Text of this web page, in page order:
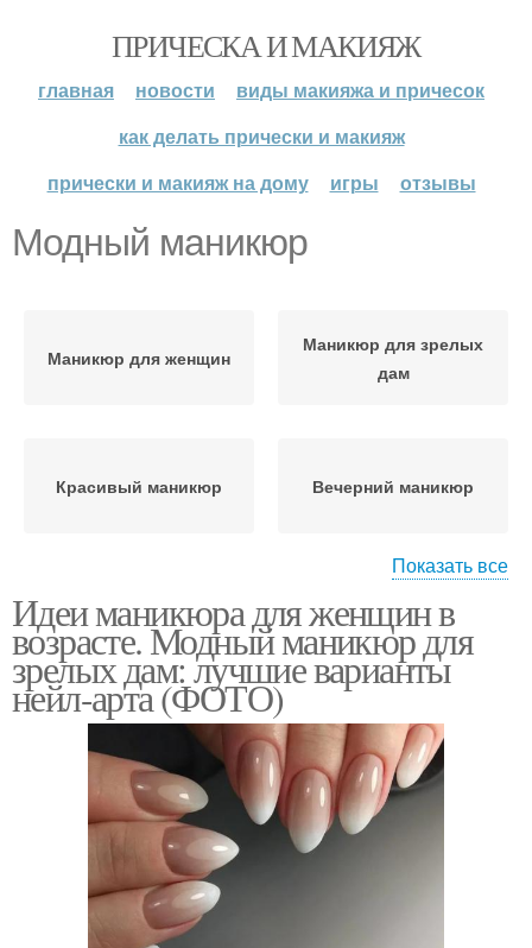
ПРИЧЕСКА И МАКИЯЖ
главная новости
виды макияжа и причесок
как делать прически и макияж
прически и макияж на дому
игры отзывы
Модный маникюр
Маникюр для женщин
Маникюр для зрелых
дам
Красивый маникюр Вечерний маникюр
Классический маникюр Лунный маникюр
Маникюр для 50-летней
женщины
Французский маникюр
Модные тенденции
Маникюр на короткие
Показать все
Идеи маникюра для женщин в
возрасте. Модный маникюр для
зрелых дам: лучшие варианты
нейл-арта (ФОТО)